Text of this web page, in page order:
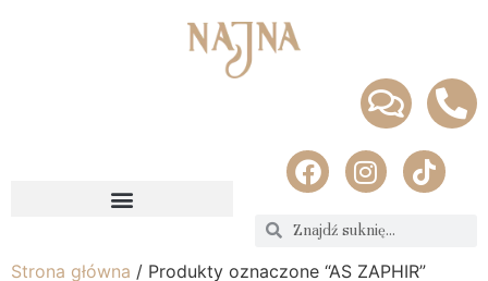
Strona główna / Produkty oznaczone “AS ZAPHIR”